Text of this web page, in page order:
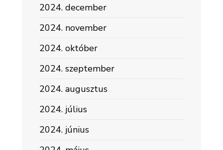
2024. december
2024. november
2024. október
2024. szeptember
2024. augusztus
2024. július
2024. június